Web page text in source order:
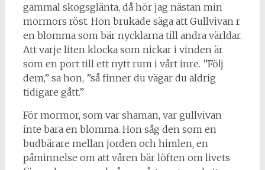
gammal skogsglänta, då hör jag nästan min
mormors röst. Hon brukade säga att Gullvivan r
en blomma som bär nycklarna till andra världar.
Att varje liten klocka som nickar i vinden är
som en port till ett nytt rum i vårt inre. ”Följ
dem,” sa hon, ”så finner du vägar du aldrig
tidigare gått.”
För mormor, som var shaman, var gullvivan
inte bara en blomma. Hon såg den som en
budbärare mellan jorden och himlen, en
påminnelse om att våren bär löften om livets